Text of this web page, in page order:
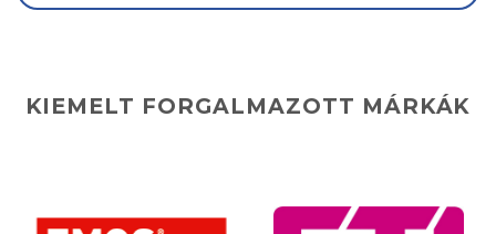
KIEMELT FORGALMAZOTT MÁRKÁK